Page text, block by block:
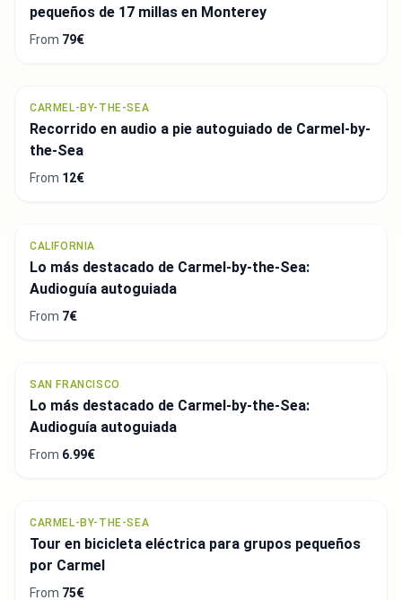
pequeños de 17 millas en Monterey
From 79€
CARMEL-BY-THE-SEA
Recorrido en audio a pie autoguiado de Carmel-by-
the-Sea
From 12€
CALIFORNIA
Lo más destacado de Carmel-by-the-Sea:
Audioguía autoguiada
From 7€
SAN FRANCISCO
Lo más destacado de Carmel-by-the-Sea:
Audioguía autoguiada
From 6.99€
CARMEL-BY-THE-SEA
Tour en bicicleta eléctrica para grupos pequeños
por Carmel
From 75€